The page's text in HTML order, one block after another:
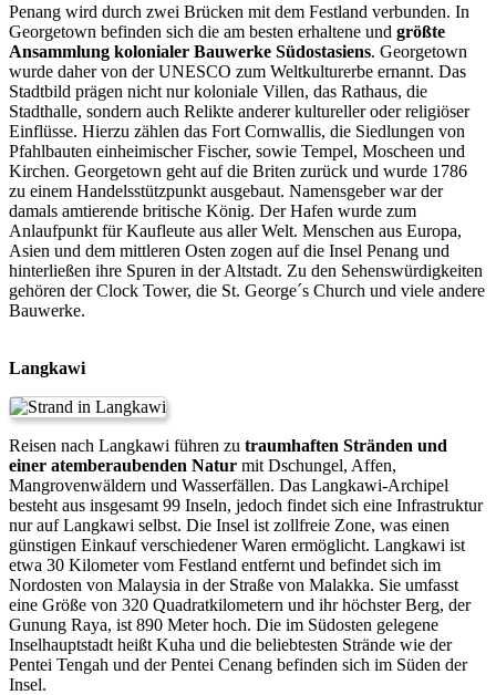
Penang wird durch zwei Brücken mit dem Festland verbunden. In
Georgetown befinden sich die am besten erhaltene und größte
Ansammlung kolonialer Bauwerke Südostasiens. Georgetown
wurde daher von der UNESCO zum Weltkulturerbe ernannt. Das
Stadtbild prägen nicht nur koloniale Villen, das Rathaus, die
Stadthalle, sondern auch Relikte anderer kultureller oder religiöser
Einflüsse. Hierzu zählen das Fort Cornwallis, die Siedlungen von
Pfahlbauten einheimischer Fischer, sowie Tempel, Moscheen und
Kirchen. Georgetown geht auf die Briten zurück und wurde 1786
zu einem Handelsstützpunkt ausgebaut. Namensgeber war der
damals amtierende britische König. Der Hafen wurde zum
Anlaufpunkt für Kaufleute aus aller Welt. Menschen aus Europa,
Asien und dem mittleren Osten zogen auf die Insel Penang und
hinterließen ihre Spuren in der Altstadt. Zu den Sehenswürdigkeiten
gehören der Clock Tower, die St. George´s Church und viele andere
Bauwerke.
Langkawi
Reisen nach Langkawi führen zu traumhaften Stränden und
einer atemberaubenden Natur mit Dschungel, Affen,
Mangrovenwäldern und Wasserfällen. Das Langkawi-Archipel
besteht aus insgesamt 99 Inseln, jedoch findet sich eine Infrastruktur
nur auf Langkawi selbst. Die Insel ist zollfreie Zone, was einen
günstigen Einkauf verschiedener Waren ermöglicht. Langkawi ist
etwa 30 Kilometer vom Festland entfernt und befindet sich im
Nordosten von Malaysia in der Straße von Malakka. Sie umfasst
eine Größe von 320 Quadratkilometern und ihr höchster Berg, der
Gunung Raya, ist 890 Meter hoch. Die im Südosten gelegene
Inselhauptstadt heißt Kuha und die beliebtesten Strände wie der
Pentei Tengah und der Pentei Cenang befinden sich im Süden der
Insel.